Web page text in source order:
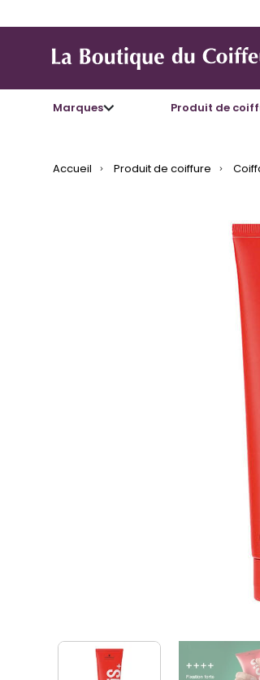
Marques Produit de
Accueil Produit de coiffure